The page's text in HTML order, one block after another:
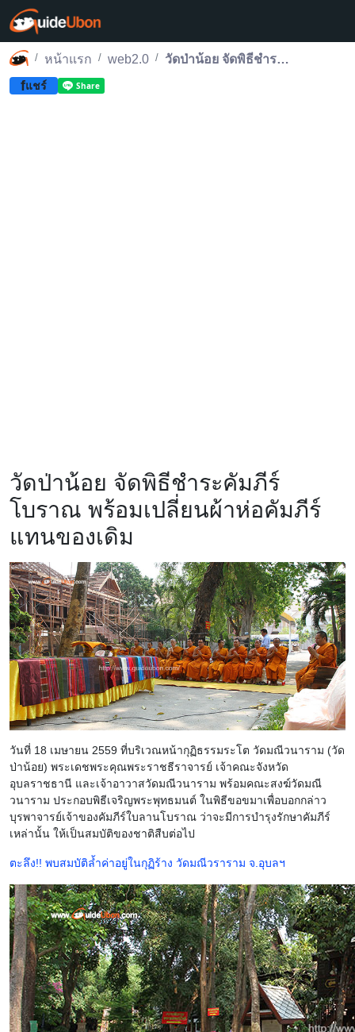
หน้าแรก web2.0 วัดป่าน้อย จัดพิธีชำระคัมภีร์โบราณ พร้อมเปลี่ยนผ้าห่อคัมภีร์แทนของเดิม
fแชร์
วัดป่าน้อย จัดพิธีชำระคัมภีร์
โบราณ พร้อมเปลี่ยนผ้าห่อคัมภีร์
แทนของเดิม
วันที่ 18 เมษายน 2559 ที่บริเวณหน้ากุฏิธรรมระโต วัดมณีวนาราม (วัด
ป่าน้อย) พระเดชพระคุณพระราชธีราจารย์ เจ้าคณะจังหวัด
อุบลราชธานี และเจ้าอาวาสวัดมณีวนาราม พร้อมคณะสงฆ์วัดมณี
วนาราม ประกอบพิธีเจริญพระพุทธมนต์ ในพิธีขอขมาเพื่อบอกกล่าว
บุรพาจารย์เจ้าของคัมภีร์ใบลานโบราณ ว่าจะมีการบำรุงรักษาคัมภีร์
เหล่านั้น ให้เป็นสมบัติของชาติสืบต่อไป
ตะลึง!! พบสมบัติล้ำค่าอยู่ในกุฏิร้าง วัดมณีวราราม จ.อุบลฯ